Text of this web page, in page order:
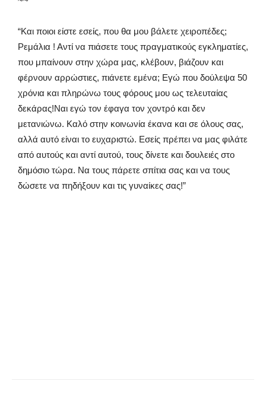
“Και ποιοι είστε εσείς, που θα μου βάλετε χειροπέδες;
Ρεμάλια ! Αντί να πιάσετε τους πραγματικούς εγκληματίες,
που μπαίνουν στην χώρα μας, κλέβουν, βιάζουν και
φέρνουν αρρώστιες, πιάνετε εμένα; Εγώ που δούλεψα 50
χρόνια και πληρώνω τους φόρους μου ως τελευταίας
δεκάρας!Ναι εγώ τον έφαγα τον χοντρό και δεν
μετανιώνω. Καλό στην κοινωνία έκανα και σε όλους σας,
αλλά αυτό είναι το ευχαριστώ. Εσείς πρέπει να μας φιλάτε
από αυτούς και αντί αυτού, τους δίνετε και δουλειές στο
δημόσιο τώρα. Να τους πάρετε σπίτια σας και να τους
δώσετε να πηδήξουν και τις γυναίκες σας!”